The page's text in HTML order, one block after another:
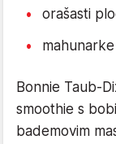
orašasti
mahunarke
Bonnie Taub-
smoothie s
bademovim